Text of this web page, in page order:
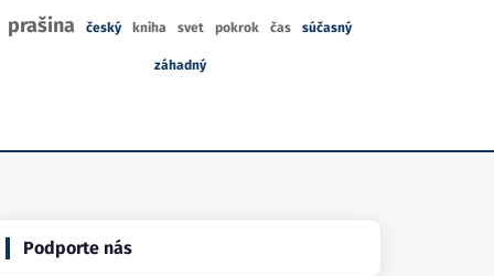
prašina český kniha svet pokrok čas súčasný
záhadný
Podporte nás